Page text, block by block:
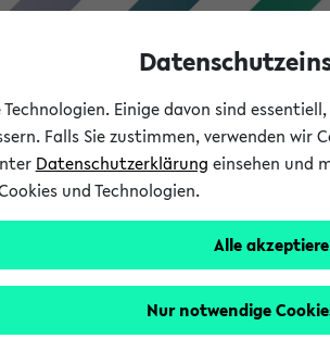
Studium
Einige davon sind
Falls Sie zustimmen, verwenden
Datenschutzerklärung einsehen und
und Technologien.
Alle
Nur notwendige